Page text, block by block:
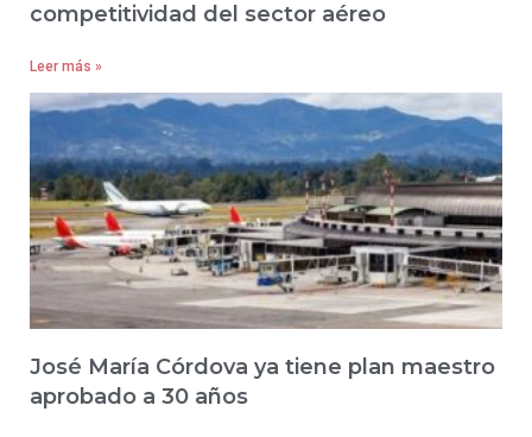
competitividad del sector aéreo
Leer más »
José María Córdova ya tiene plan maestro
aprobado a 30 años